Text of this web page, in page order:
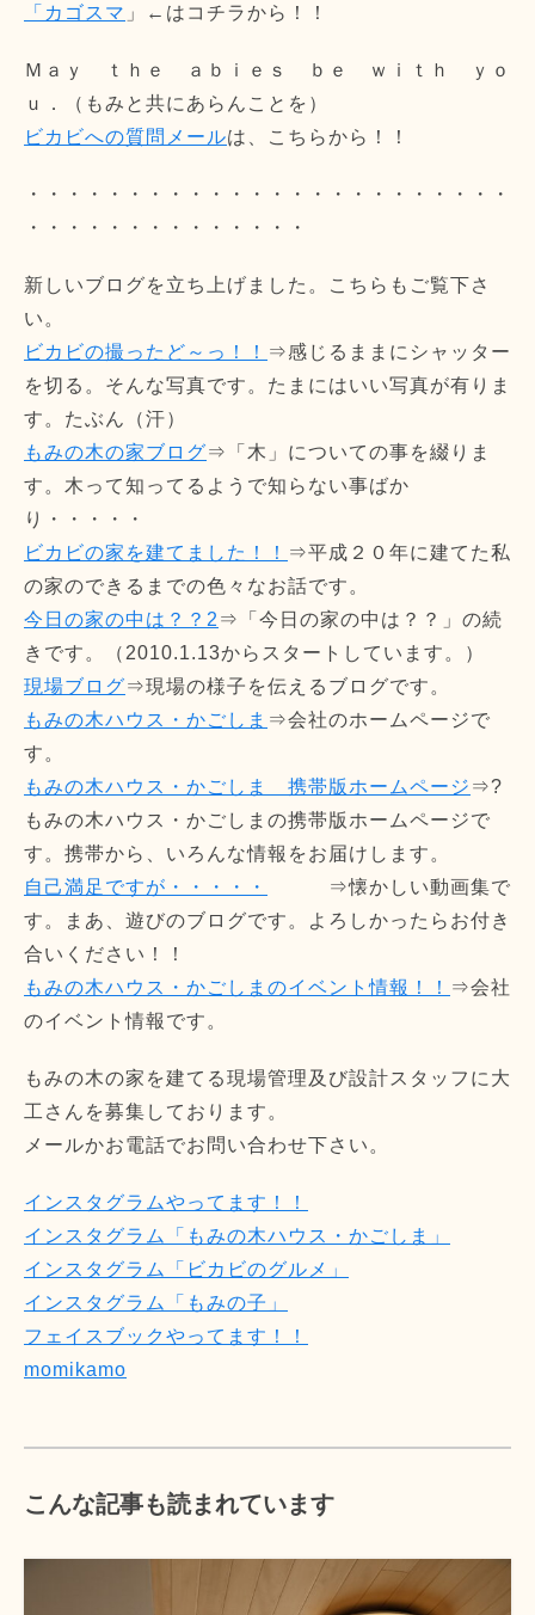
「カゴスマ 」←はコチラから！！
Ｍａｙ ｔｈｅ ａｂｉｅｓ ｂｅ ｗｉｔｈ ｙｏ
ｕ．（もみと共にあらんことを）
ビカビへの質問メールは、こちらから！！
・・・・・・・・・・・・・・・・・・・・・・・・
・・・・・・・・・・・・・・
新しいブログを立ち上げました。こちらもご覧下さ
い。
ビカビの撮ったど～っ！！ ⇒感じるままにシャッター
を切る。そんな写真です。たまにはいい写真が有りま
す。たぶん（汗）
もみの木の家ブログ⇒「木」についての事を綴りま
す。木って知ってるようで知らない事ばか
り・・・・・
ビカビの家を建てました！！ ⇒平成２０年に建てた私
の家のできるまでの色々なお話です。
今日の家の中は？？2 ⇒「今日の家の中は？？」の続
きです。（2010.1.13からスタートしています。）
現場ブログ⇒現場の様子を伝えるブログです。
もみの木ハウス・かごしま ⇒会社のホームページで
す。
もみの木ハウス・かごしま 携帯版ホームページ ⇒?
もみの木ハウス・かごしまの携帯版ホームページで
す。携帯から、いろんな情報をお届けします。
自己満足ですが・・・・・
⇒懐かしい動画集で
す。まあ、遊びのブログです。よろしかったらお付き
合いください！！
もみの木ハウス・かごしまのイベント情報！！ ⇒会社
のイベント情報です。
もみの木の家を建てる現場管理及び設計スタッフに大
工さんを募集しております。
メールかお電話でお問い合わせ下さい。
インスタグラムやってます！！
インスタグラム「もみの木ハウス・かごしま」
インスタグラム「ビカビのグルメ」
インスタグラム「もみの子」
フェイスブックやってます！！
momikamo
こんな記事も読まれています